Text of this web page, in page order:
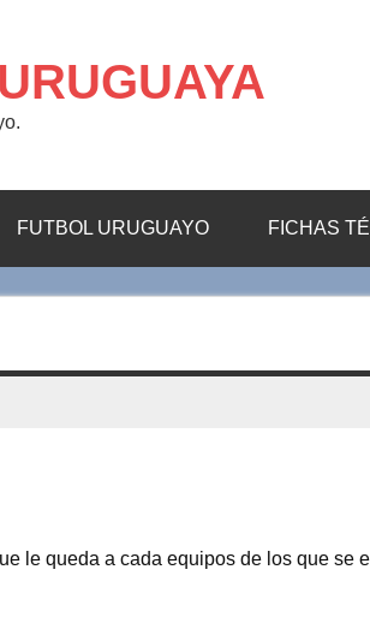
FUTBOL URUGUAYO FICHAS
le queda a cada equipos de los que se